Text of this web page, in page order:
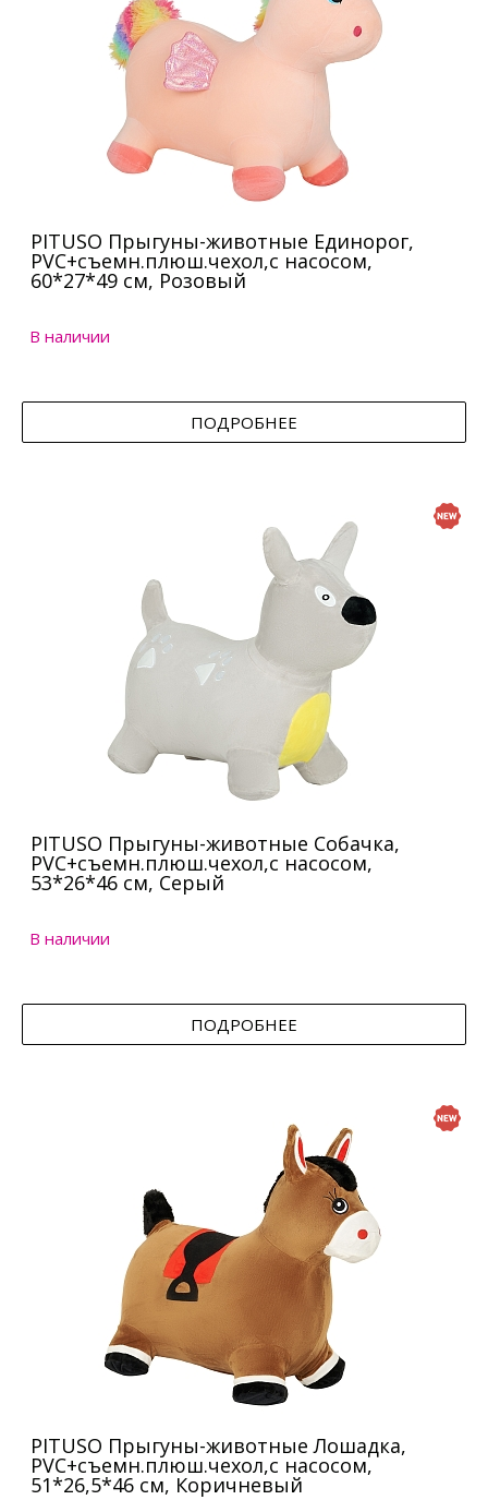
PITUSO Прыгуны-животные Единорог,
PVC+съемн.плюш.чехол,с насосом,
60*27*49 см, Розовый
В наличии
ПОДРОБНЕЕ
PITUSO Прыгуны-животные Собачка,
PVC+съемн.плюш.чехол,с насосом,
53*26*46 см, Серый
В наличии
ПОДРОБНЕЕ
PITUSO Прыгуны-животные Лошадка,
PVC+съемн.плюш.чехол,с насосом,
51*26,5*46 см, Коричневый